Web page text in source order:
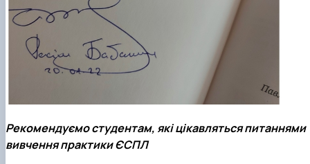
Рекомендуємо студентам, які цікавляться питаннями
вивчення практики ЄСПЛ